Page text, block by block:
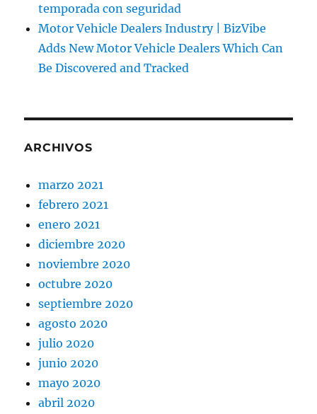
temporada con seguridad
Motor Vehicle Dealers Industry | BizVibe
Adds New Motor Vehicle Dealers Which Can
Be Discovered and Tracked
ARCHIVOS
marzo 2021
febrero 2021
enero 2021
diciembre 2020
noviembre 2020
octubre 2020
septiembre 2020
agosto 2020
julio 2020
junio 2020
mayo 2020
abril 2020